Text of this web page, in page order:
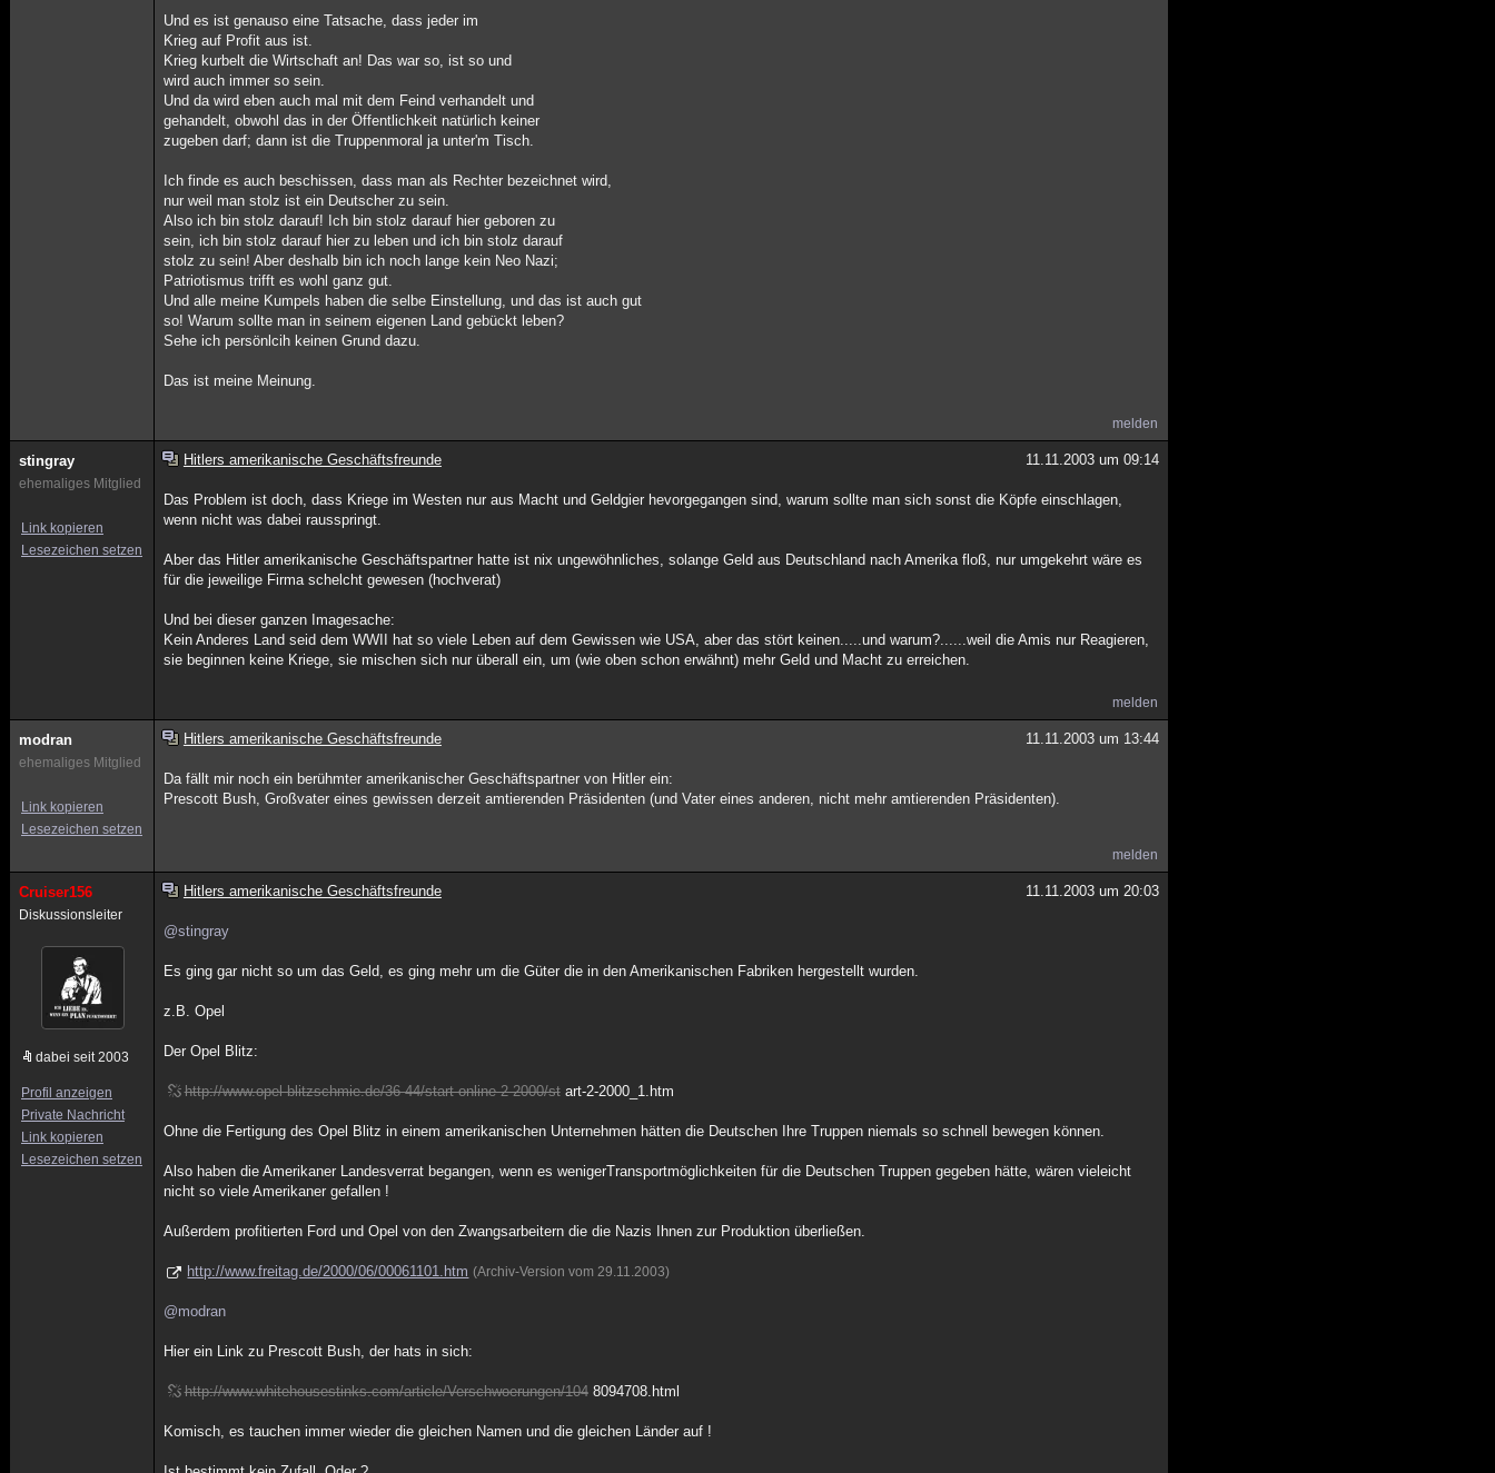
Und es ist genauso eine Tatsache, dass jeder im
Krieg auf Profit aus ist.
Krieg kurbelt die Wirtschaft an! Das war so, ist so und
wird auch immer so sein.
Und da wird eben auch mal mit dem Feind verhandelt und
gehandelt, obwohl das in der Öffentlichkeit natürlich keiner
zugeben darf; dann ist die Truppenmoral ja unter'm Tisch.
Ich finde es auch beschissen, dass man als Rechter bezeichnet wird,
nur weil man stolz ist ein Deutscher zu sein.
Also ich bin stolz darauf! Ich bin stolz darauf hier geboren zu
sein, ich bin stolz darauf hier zu leben und ich bin stolz darauf
stolz zu sein! Aber deshalb bin ich noch lange kein Neo Nazi;
Patriotismus trifft es wohl ganz gut.
Und alle meine Kumpels haben die selbe Einstellung, und das ist auch gut
so! Warum sollte man in seinem eigenen Land gebückt leben?
Sehe ich persönlcih keinen Grund dazu.
Das ist meine Meinung.
melden
stingray
ehemaliges Mitglied
Link kopieren
Lesezeichen setzen
Hitlers amerikanische Geschäftsfreunde 11.11.2003 um 09:14
Das Problem ist doch, dass Kriege im Westen nur aus Macht und Geldgier hevorgegangen sind, warum sollte man sich sonst die Köpfe einschlagen,
wenn nicht was dabei rausspringt.
Aber das Hitler amerikanische Geschäftspartner hatte ist nix ungewöhnliches, solange Geld aus Deutschland nach Amerika floß, nur umgekehrt wäre es
für die jeweilige Firma schelcht gewesen (hochverat)
Und bei dieser ganzen Imagesache:
Kein Anderes Land seid dem WWII hat so viele Leben auf dem Gewissen wie USA, aber das stört keinen.....und warum?......weil die Amis nur Reagieren,
sie beginnen keine Kriege, sie mischen sich nur überall ein, um (wie oben schon erwähnt) mehr Geld und Macht zu erreichen.
melden
modran
ehemaliges Mitglied
Link kopieren
Lesezeichen setzen
Hitlers amerikanische Geschäftsfreunde 11.11.2003 um 13:44
Da fällt mir noch ein berühmter amerikanischer Geschäftspartner von Hitler ein:
Prescott Bush, Großvater eines gewissen derzeit amtierenden Präsidenten (und Vater eines anderen, nicht mehr amtierenden Präsidenten).
melden
Cruiser156
Diskussionsleiter
dabei seit 2003
Profil anzeigen
Private Nachricht
Link kopieren
Lesezeichen setzen
Hitlers amerikanische Geschäftsfreunde 11.11.2003 um 20:03
@stingray
Es ging gar nicht so um das Geld, es ging mehr um die Güter die in den Amerikanischen Fabriken hergestellt wurden.
z.B. Opel
Der Opel Blitz:
http://www.opel-blitzschmie.de/36-44/start-online-2-2000/start-2-2000_1.htm
Ohne die Fertigung des Opel Blitz in einem amerikanischen Unternehmen hätten die Deutschen Ihre Truppen niemals so schnell bewegen können.
Also haben die Amerikaner Landesverrat begangen, wenn es wenigerTransportmöglichkeiten für die Deutschen Truppen gegeben hätte, wären vieleicht
nicht so viele Amerikaner gefallen !
Außerdem profitierten Ford und Opel von den Zwangsarbeitern die die Nazis Ihnen zur Produktion überließen.
http://www.freitag.de/2000/06/00061101.htm (Archiv-Version vom 29.11.2003)
@modran
Hier ein Link zu Prescott Bush, der hats in sich:
http://www.whitehousestinks.com/article/Verschwoerungen/1048094708.html
Komisch, es tauchen immer wieder die gleichen Namen und die gleichen Länder auf !